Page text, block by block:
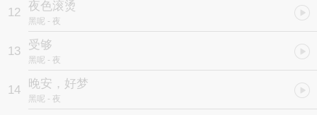
12 夜色滚烫
黑呢 - 夜
13 受够
黑呢 - 夜
14 晚安，好梦
黑呢 - 夜